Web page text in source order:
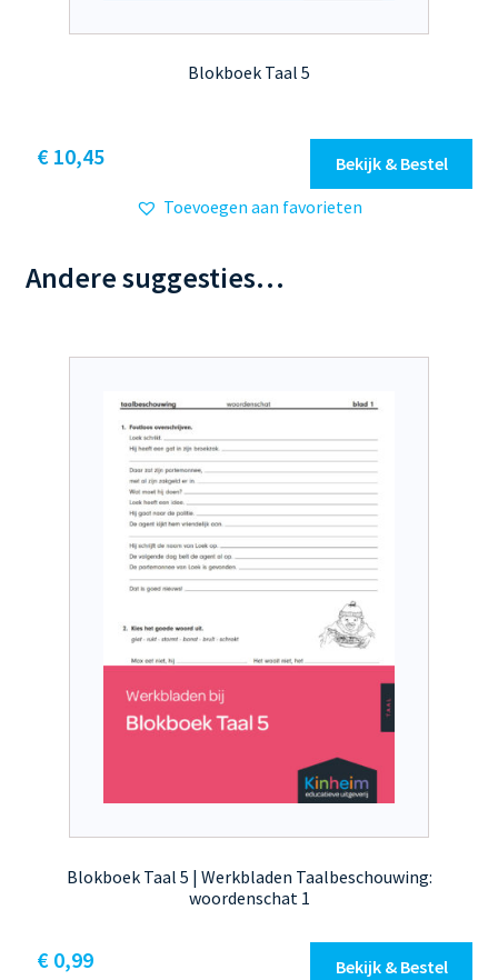
Blokboek Taal 5
€ 10,45 Bekijk & Bestel
heeft
variaties.
Deze
worden
de
productpagina
Toevoegen aan favorieten
Andere suggesties…
Blokboek Taal 5 | Werkbladen Taalbeschouwing:
woordenschat 1
€0,99
Bekijk & Bestel